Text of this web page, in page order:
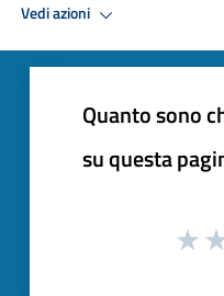
Vedi azioni
Quanto sono
su questa